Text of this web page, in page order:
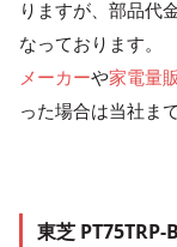
りますが、部品代
なっております。
メーカーや家電量
った場合は当社ま
東芝 PT75TRP-